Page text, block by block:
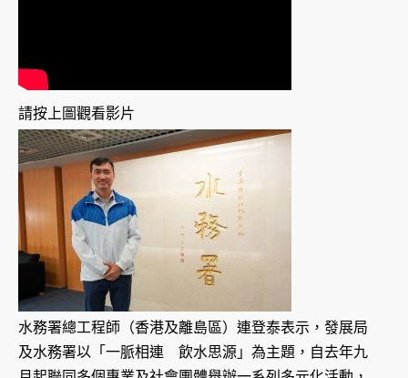
請按上圖觀看影片
水務署總工程師（香港及離島區）連登泰表示，發展局
及水務署以「一脈相連 飲水思源」為主題，自去年九